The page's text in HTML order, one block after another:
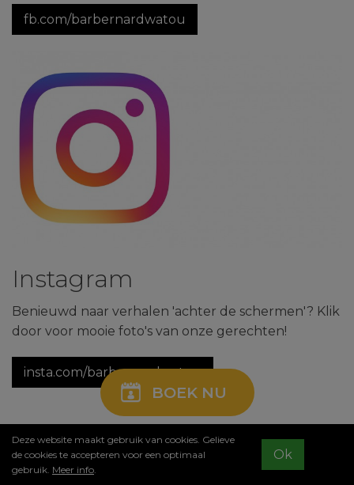
Deze website maakt gebruik van cookies. Gelieve
de cookies te accepteren voor een optimaal
gebruik. Meer info.
Ok
fb.com/barbernardwatou
Instagram
Benieuwd naar verhalen 'achter de schermen'? Klik
door voor mooie foto's van onze gerechten!
insta.com/barbernardwatou
BOEK NU